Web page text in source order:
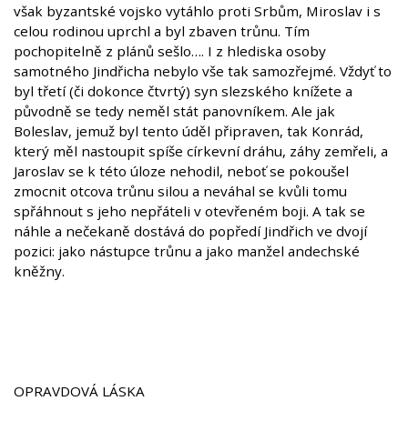
však byzantské vojsko vytáhlo proti Srbům, Miroslav i s
celou rodinou uprchl a byl zbaven trůnu. Tím
pochopitelně z plánů sešlo…. I z hlediska osoby
samotného Jindřicha nebylo vše tak samozřejmé. Vždyť to
byl třetí (či dokonce čtvrtý) syn slezského knížete a
původně se tedy neměl stát panovníkem. Ale jak
Boleslav, jemuž byl tento úděl připraven, tak Konrád,
který měl nastoupit spíše církevní dráhu, záhy zemřeli, a
Jaroslav se k této úloze nehodil, neboť se pokoušel
zmocnit otcova trůnu silou a neváhal se kvůli tomu
spřáhnout s jeho nepřáteli v otevřeném boji. A tak se
náhle a nečekaně dostává do popředí Jindřich ve dvojí
pozici: jako nástupce trůnu a jako manžel andechské
kněžny.
OPRAVDOVÁ LÁSKA